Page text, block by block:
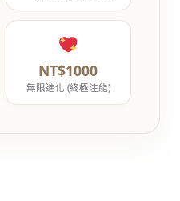
NT$1000
無限進化 (終極注能)